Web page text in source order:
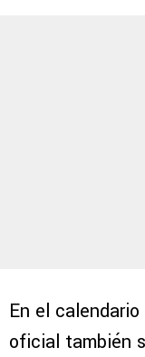
En el
oficial también